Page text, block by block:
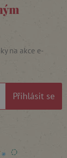
na akce e-
Přihlásit se